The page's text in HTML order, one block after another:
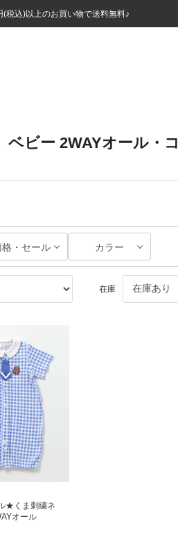
(税込)以上のお買い物で送料無料♪
半額！！8/12(水)お昼12:59まで！！
(税込)以上のお買い物で送料無料♪
半額！！8/12(水)お昼12:59まで！！
ベビー 2WAYオール・
格・セール カラー
在庫
★くま刺繍ネ
オール